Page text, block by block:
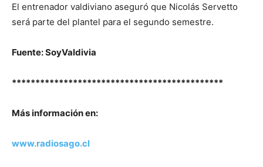
El entrenador valdiviano aseguró que Nicolás Servetto
será parte del plantel para el segundo semestre.
Fuente: SoyValdivia
*********************************************
Más información en:
www.radiosago.cl